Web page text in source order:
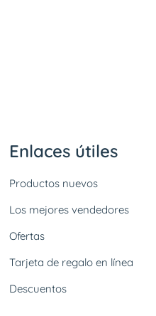
Enlaces útiles
Productos nuevos
Los mejores vendedores
Ofertas
Tarjeta de regalo en línea
Descuentos